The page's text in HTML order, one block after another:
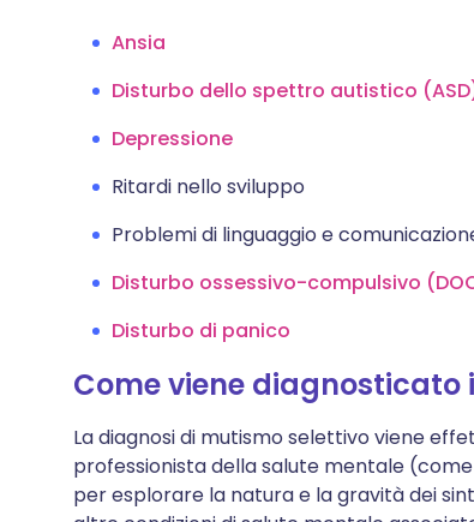
Ansia
Disturbo dello spettro autistico
Depressione
Ritardi nello sviluppo
Problemi di linguaggio e
Disturbo ossessivo-compulsivo
Disturbo di panico
Come viene diagnosticato
La diagnosi di mutismo selettivo viene
professionista della salute mentale
per esplorare la natura e la gravità dei